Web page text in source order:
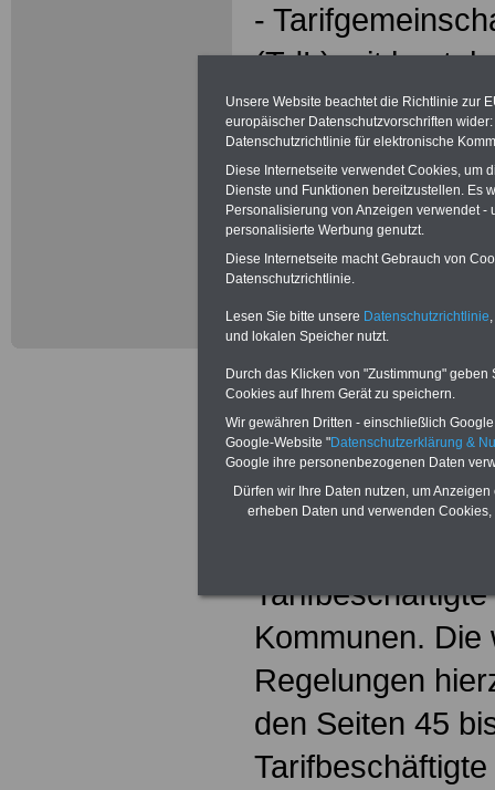
-
(TdL) mit
u.a. TV-L
Am 13.
Bund und die
Kommunalen
(VKA) sowie die
„Tarifvertrag für
(TVöD)" und
unterzeichnet.
sind zum 1.
Kommunen. Die
Regelungen
den Seiten 45
Unsere Website beachtet die Richtlinie zur
europäischer Datenschutzvorschriften
Datenschutzrichtlinie für elektronische
Diese Internetseite verwendet Cookies, um
Dienste und Funktionen bereitzustellen. Es
Personalisierung von Anzeigen verwendet
personalisierte Werbung genutzt.
Diese Internetseite macht Gebrauch von
Datenschutzrichtlinie.
Lesen Sie bitte unsere Datenschutzrichtlinie
und lokalen Speicher nutzt.
Durch das Klicken von "Zustimmung"
Cookies auf Ihrem Gerät zu speichern.
Wir gewähren Dritten - einschließlich
Google-Website "Datenschutzerklärung &
Google ihre personenbezogenen Daten
Dürfen wir Ihre Daten nutzen, um
erheben Daten und verwenden